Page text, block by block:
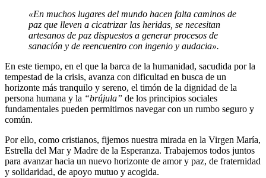
«En muchos lugares del mundo hacen falta caminos de
paz que lleven a cicatrizar las heridas, se necesitan
artesanos de paz dispuestos a generar procesos de
sanación y de reencuentro con ingenio y audacia».
En este tiempo, en el que la barca de la humanidad, sacudida por la
tempestad de la crisis, avanza con dificultad en busca de un
horizonte más tranquilo y sereno, el timón de la dignidad de la
persona humana y la “brújula” de los principios sociales
fundamentales pueden permitirnos navegar con un rumbo seguro y
común.
Por ello, como cristianos, fijemos nuestra mirada en la Virgen María,
Estrella del Mar y Madre de la Esperanza. Trabajemos todos juntos
para avanzar hacia un nuevo horizonte de amor y paz, de fraternidad
y solidaridad, de apoyo mutuo y acogida.